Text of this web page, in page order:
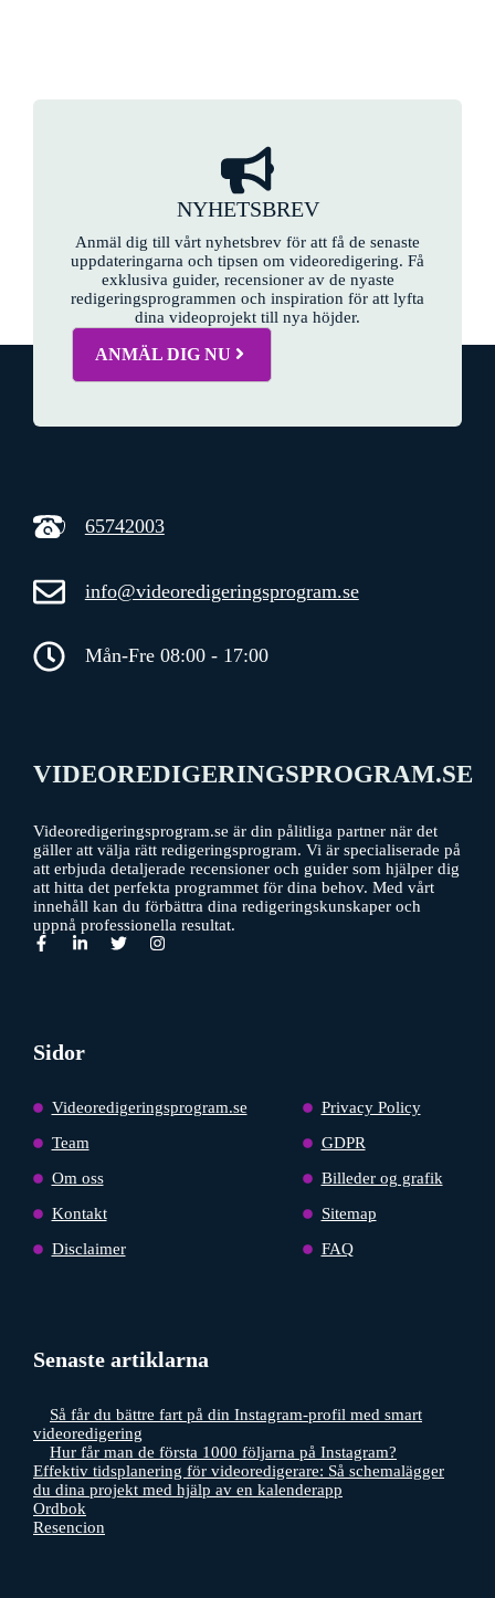
NYHETSBREV
Anmäl dig till vårt nyhetsbrev för att få de senaste
uppdateringarna och tipsen om videoredigering. Få
exklusiva guider, recensioner av de nyaste
redigeringsprogrammen och inspiration för att lyfta
dina videoprojekt till nya höjder.
ANMÄL DIG NU
65742003
info@videoredigeringsprogram.se
Mån-Fre 08:00 - 17:00
VIDEOREDIGERINGSPROGRAM.SE
Videoredigeringsprogram.se är din pålitliga partner när det
gäller att välja rätt redigeringsprogram. Vi är specialiserade på
att erbjuda detaljerade recensioner och guider som hjälper dig
att hitta det perfekta programmet för dina behov. Med vårt
innehåll kan du förbättra dina redigeringskunskaper och
uppnå professionella resultat.
Sidor
Videoredigeringsprogram.se
Team
Om oss
Kontakt
Disclaimer
Privacy Policy
GDPR
Billeder og grafik
Sitemap
FAQ
Senaste artiklarna
Så får du bättre fart på din Instagram-profil med smart
videoredigering
Hur får man de första 1000 följarna på Instagram?
Effektiv tidsplanering för videoredigerare: Så schemalägger
du dina projekt med hjälp av en kalenderapp
Ordbok
Resencion